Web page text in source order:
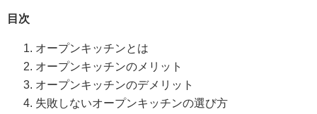
目次
オープンキッチンとは
オープンキッチンのメリット
オープンキッチンのデメリット
失敗しないオープンキッチンの選び方